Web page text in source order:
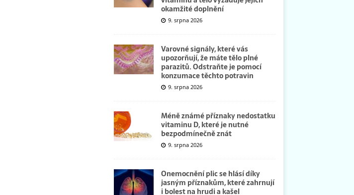
okamžité doplnění
9. srpna 2026
Varovné signály, které vás
upozorňují, že máte tělo plné
parazitů. Odstraňte je pomocí
konzumace těchto potravin
9. srpna 2026
Méně známé příznaky nedostatku
vitaminu D, které je nutné
bezpodmínečně znát
9. srpna 2026
Onemocnění plic se hlásí díky
jasným příznakům, které zahrnují
i bolest na hrudi a kašel